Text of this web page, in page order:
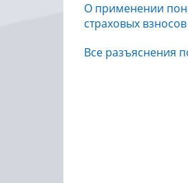
О применении
страховых
Все разъяснения